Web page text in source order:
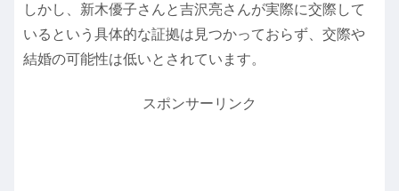
しかし、新木優子さんと吉沢亮さんが実際に交際して
いるという具体的な証拠は見つかっておらず、交際や
結婚の可能性は低いとされています。
スポンサーリンク